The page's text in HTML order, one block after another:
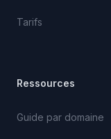
Tarifs
Ressources
Guide par domaine